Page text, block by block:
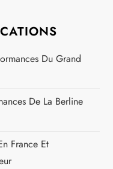
Du Grand
De La Berline
France Et